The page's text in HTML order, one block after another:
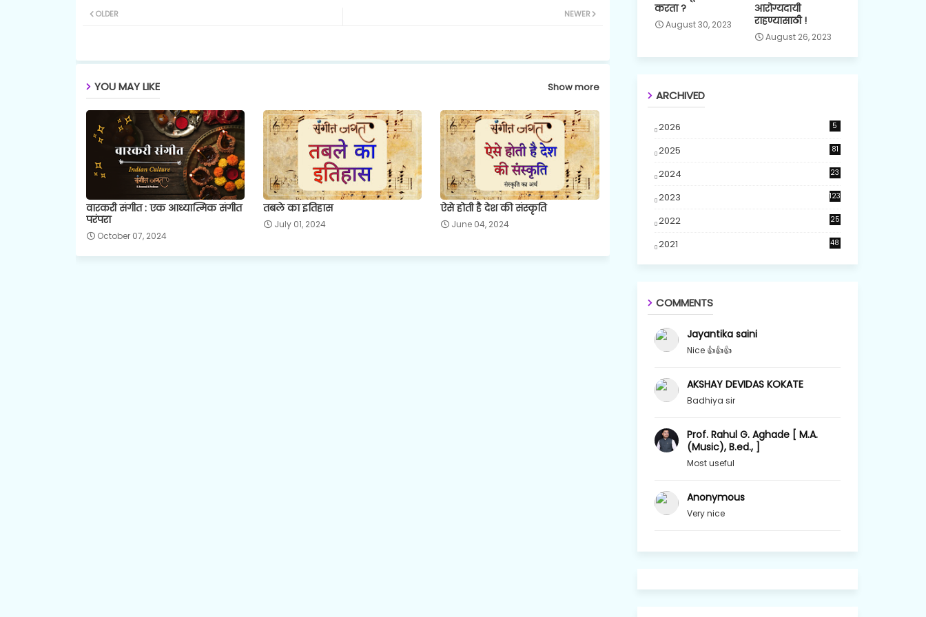
NEWER
OLDER
YOU MAY LIKE Show more
वारकरी संगीत : एक आध्यात्मिक संगीत
परंपरा
October 07, 2024
तबले का इतिहास
July 01, 2024
ऐसे होती है देश की संस्कृति
June 04, 2024
करता ?
August 30, 2023
आरोग्यदायी
राहण्यासाठी !
August 26, 2023
ARCHIVED
2026 5
2025 81
2024
23
2023 123
2022 25
2021 48
COMMENTS
Jayantika saini
Nice 👍👍👍
AKSHAY DEVIDAS KOKATE
Badhiya sir
Prof. Rahul G. Aghade [ M.A.
(Music), B.ed., ]
Most useful
Anonymous
Very nice